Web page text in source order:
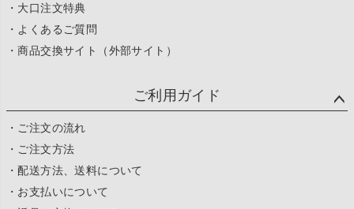
・大口注文特典
・よくあるご質問
・商品交換サイト（外部サイト）
ご利用ガイド
・ご注文の流れ
・ご注文方法
・配送方法、送料について
・お支払いについて